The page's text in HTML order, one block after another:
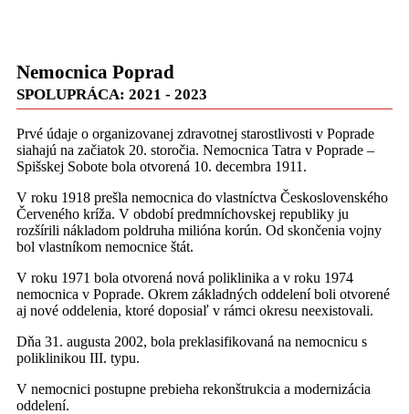
Nemocnica Poprad
SPOLUPRÁCA: 2021 - 2023
Prvé údaje o organizovanej zdravotnej starostlivosti v Poprade
siahajú na začiatok 20. storočia. Nemocnica Tatra v Poprade –
Spišskej Sobote bola otvorená 10. decembra 1911.
V roku 1918 prešla nemocnica do vlastníctva Československého
Červeného kríža. V období predmníchovskej republiky ju
rozšírili nákladom poldruha milióna korún. Od skončenia vojny
bol vlastníkom nemocnice štát.
V roku 1971 bola otvorená nová poliklinika a v roku 1974
nemocnica v Poprade. Okrem základných oddelení boli otvorené
aj nové oddelenia, ktoré doposiaľ v rámci okresu neexistovali.
Dňa 31. augusta 2002, bola preklasifikovaná na nemocnicu s
poliklinikou III. typu.
V nemocnici postupne prebieha rekonštrukcia a modernizácia
oddelení.